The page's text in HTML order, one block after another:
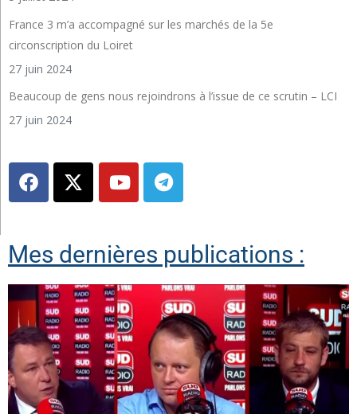
France 3 m’a accompagné sur les marchés de la 5e
circonscription du Loiret
27 juin 2024
Beaucoup de gens nous rejoindrons à l’issue de ce scrutin – LCI
27 juin 2024
Mes dernières publications :